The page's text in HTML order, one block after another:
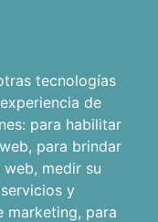
tecnologías
de
para habilitar
, para brindar
web, medir su
y
marketing, para